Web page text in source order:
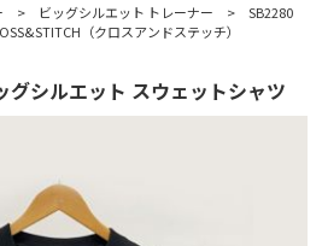
ビッグシルエット トレーナー
SB2280
（クロスアンドステッチ）
グシルエット スウェットシャツ